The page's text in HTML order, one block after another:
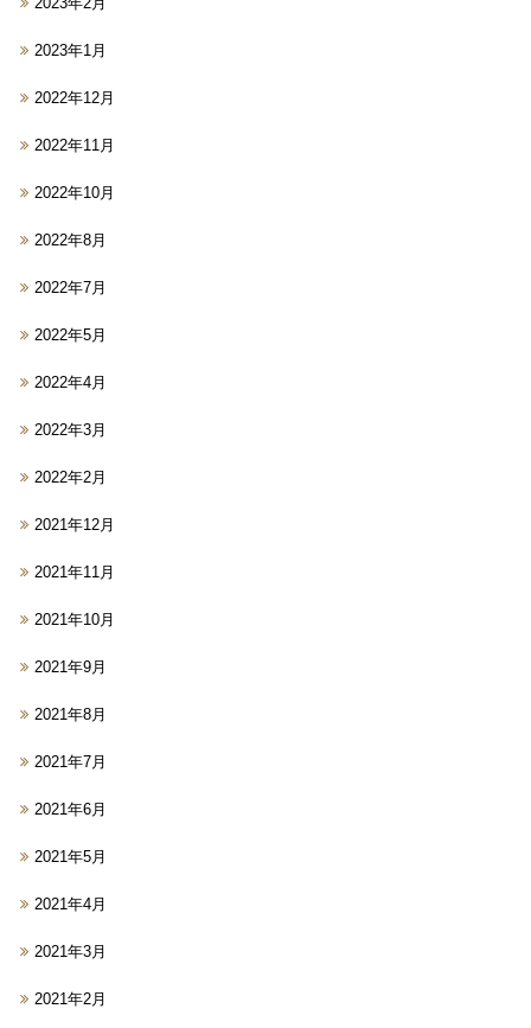
2023年1月
2022年12月
2022年11月
2022年10月
2022年8月
2022年7月
2022年5月
2022年4月
2022年3月
2022年2月
2021年12月
2021年11月
2021年10月
2021年9月
2021年8月
2021年7月
2021年6月
2021年5月
2021年4月
2021年3月
2021年2月